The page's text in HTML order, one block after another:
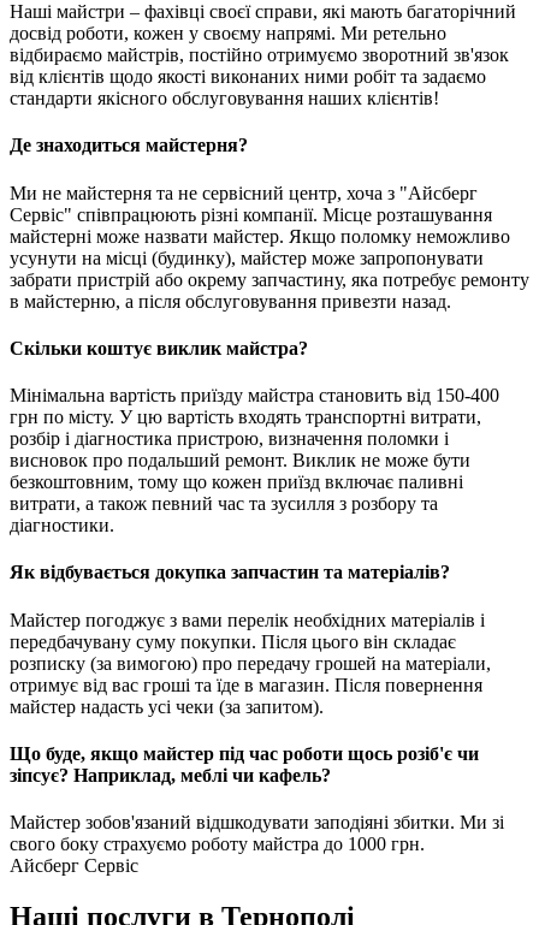
Наші майстри – фахівці своєї справи, які мають багаторічний
досвід роботи, кожен у своєму напрямі. Ми ретельно
відбираємо майстрів, постійно отримуємо зворотний зв'язок
від клієнтів щодо якості виконаних ними робіт та задаємо
стандарти якісного обслуговування наших клієнтів!
Де знаходиться майстерня?
Ми не майстерня та не сервісний центр, хоча з "Айсберг
Сервіс" співпрацюють різні компанії. Місце розташування
майстерні може назвати майстер. Якщо поломку неможливо
усунути на місці (будинку), майстер може запропонувати
забрати пристрій або окрему запчастину, яка потребує ремонту
в майстерню, а після обслуговування привезти назад.
Скільки коштує виклик майстра?
Мінімальна вартість приїзду майстра становить від 150-400
грн по місту. У цю вартість входять транспортні витрати,
розбір і діагностика пристрою, визначення поломки і
висновок про подальший ремонт. Виклик не може бути
безкоштовним, тому що кожен приїзд включає паливні
витрати, а також певний час та зусилля з розбору та
діагностики.
Як відбувається докупка запчастин та матеріалів?
Майстер погоджує з вами перелік необхідних матеріалів і
передбачувану суму покупки. Після цього він складає
розписку (за вимогою) про передачу грошей на матеріали,
отримує від вас гроші та їде в магазин. Після повернення
майстер надасть усі чеки (за запитом).
Що буде, якщо майстер під час роботи щось розіб'є чи
зіпсує? Наприклад, меблі чи кафель?
Майстер зобов'язаний відшкодувати заподіяні збитки. Ми зі
свого боку страхуємо роботу майстра до 1000 грн.
Айсберг Сервіс
Наші послуги в Тернополі